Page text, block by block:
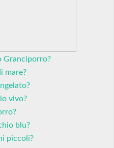
Granciporro?
mare?
vivo?
blu?
piccoli?